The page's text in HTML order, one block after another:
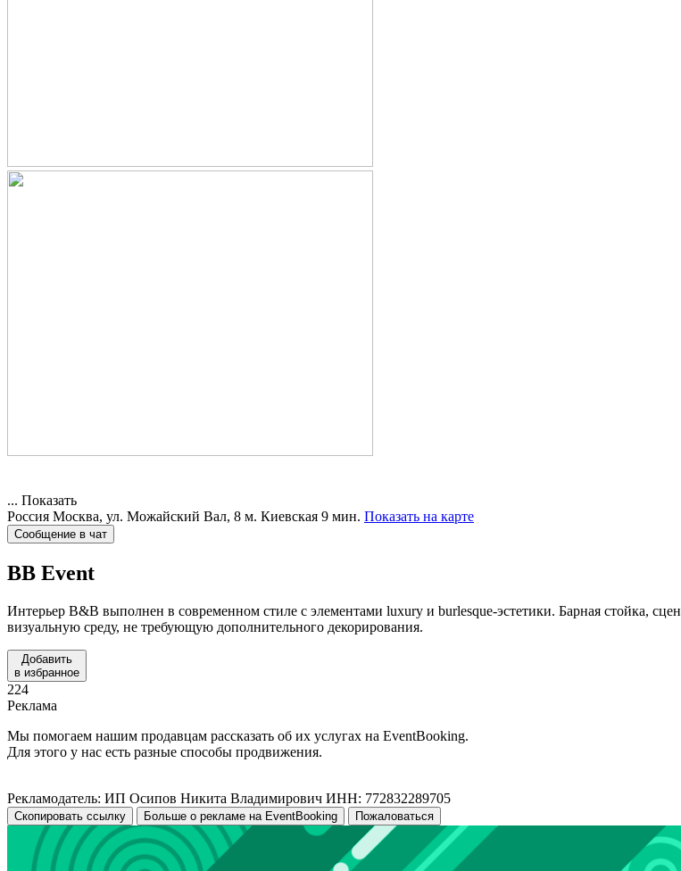
... Показать
Россия Москва, ул. Можайский Вал, 8 м. Киевская 9 мин. Показать на карте
Сообщение в чат
BB Event
Интерьер B&B выполнен в современном стиле с элементами luxury и burlesque-эстетики. Барная стойка,
визуальную среду, не требующую дополнительного декорирования.
Добавить
в избранное
224
Реклама
Мы помогаем нашим продавцам рассказать об их услугах на EventBooking.
Для этого у нас есть разные способы продвижения.
Рекламодатель: ИП Осипов Никита Владимирович ИНН: 772832289705
Скопировать ссылку Больше о рекламе на EventBooking Пожаловаться